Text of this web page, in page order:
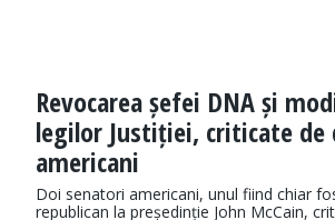
Revocarea șefei DNA și
legilor Justiției, criticate de
americani
Doi senatori americani, unul fiind chiar
republican la președinție John McCain,